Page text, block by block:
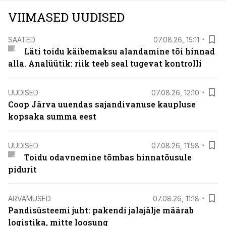
VIIMASED UUDISED
SAATED 07.08.26, 15:11
Läti toidu käibemaksu alandamine tõi hinnad
alla. Analüütik: riik teeb seal tugevat kontrolli
UUDISED 07.08.26, 12:10
Coop Järva uuendas sajandivanuse kaupluse
kopsaka summa eest
UUDISED 07.08.26, 11:58
Toidu odavnemine tõmbas hinnatõusule
pidurit
ARVAMUSED 07.08.26, 11:18
Pandisüsteemi juht: pakendi jalajälje määrab
logistika, mitte loosung